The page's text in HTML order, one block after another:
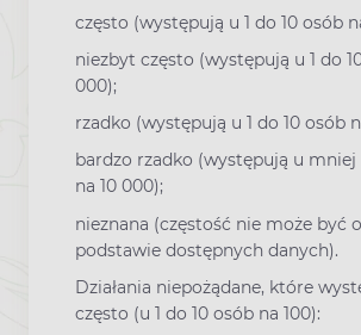
często (występują u 1 do 10 osób
niezbyt często (występują u 1 do
000);
rzadko (występują u 1 do 10 osób
bardzo rzadko (występują u mniej
na 10 000);
nieznana (częstość nie może być
podstawie dostępnych danych).
Działania niepożądane, które
często (u 1 do 10 osób na 100):